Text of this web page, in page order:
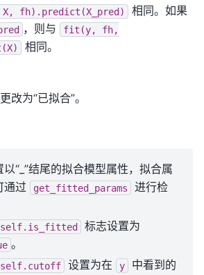
X, fh).predict(X_pred)
相同。如果
，则与 fit(y,
fh,
相同。
改为“已拟合”。
以“_”结尾的拟合模型属性，拟合属
通过
get_fitted_params
进行检
self.is_fitted 标志设置为
。
self.cutoff 设置为在 y
中看到的